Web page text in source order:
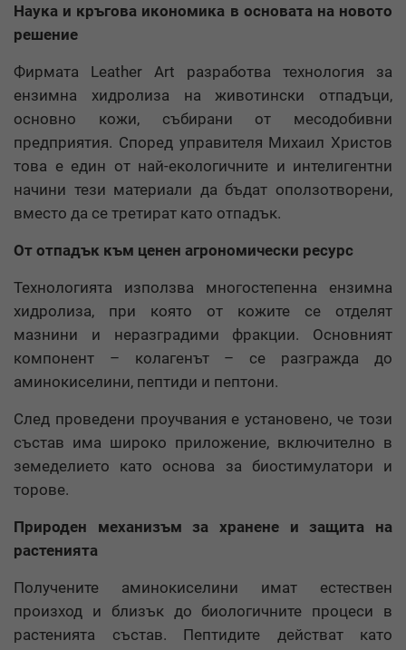
Наука и кръгова икономика в основата на новото
решение
Фирмата Leather Art разработва технология за
ензимна хидролиза на животински отпадъци,
основно кожи, събирани от месодобивни
предприятия. Според управителя Михаил Христов
това е един от най-екологичните и интелигентни
начини тези материали да бъдат оползотворени,
вместо да се третират като отпадък.
От отпадък към ценен агрономически ресурс
Технологията използва многостепенна ензимна
хидролиза, при която от кожите се отделят
мазнини и неразградими фракции. Основният
компонент – колагенът – се разгражда до
аминокиселини, пептиди и пептони.
След проведени проучвания е установено, че този
състав има широко приложение, включително в
земеделието като основа за биостимулатори и
торове.
Природен механизъм за хранене и защита на
растенията
Получените аминокиселини имат естествен
произход и близък до биологичните процеси в
растенията състав. Пептидите действат като